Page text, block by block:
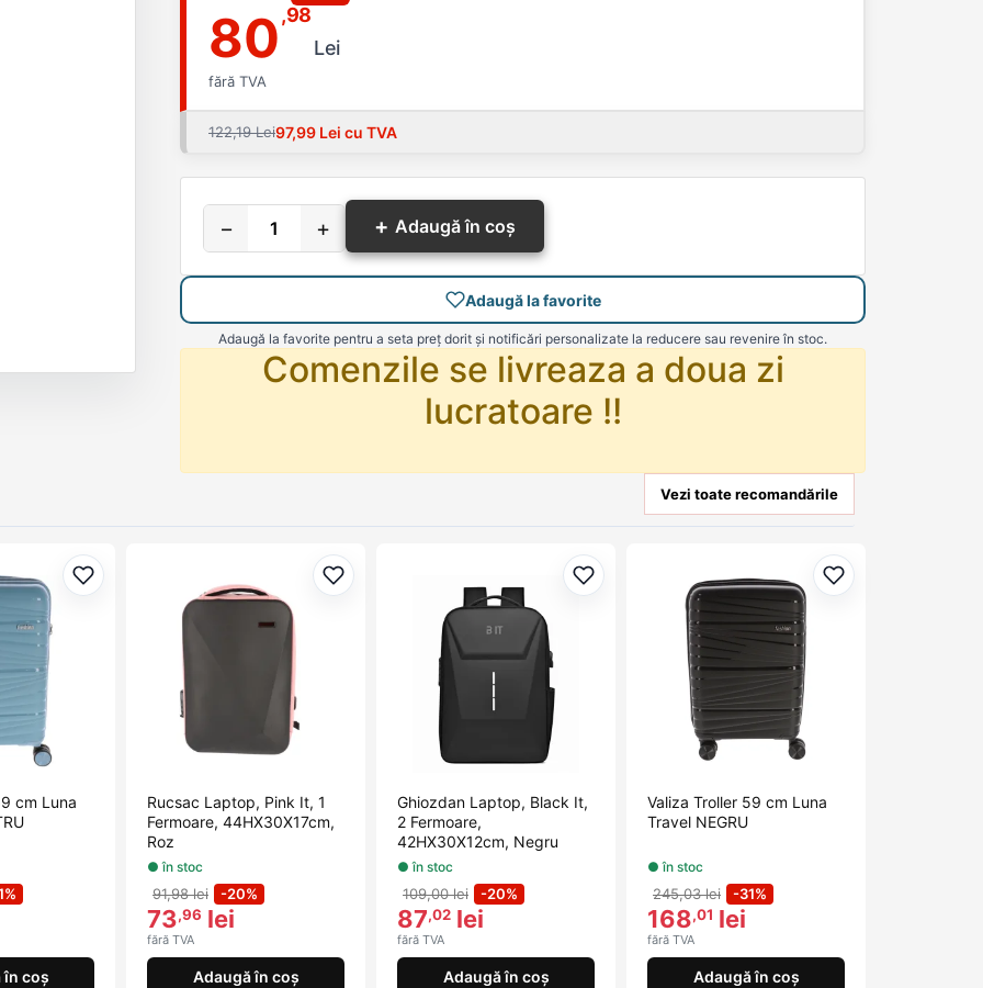
80,98
Lei
fără TVA
122,19 Lei97,99 Lei cu TVA
− + + Adaugă în coș
Adaugă la favorite
Adaugă la favorite pentru a seta preț dorit și notificări personalizate la reducere sau revenire în stoc.
Comenzile se livreaza a doua zi
lucratoare !!
Vezi toate recomandările
Adaugă la favorite
cm Luna
în coș
Adaugă la favorite
Rucsac Laptop, Pink It, 1
Fermoare, 44HX30X17cm,
Roz
● în stoc
91,98 lei -20%
73,96 lei
fără TVA
Adaugă în coș
Adaugă la favorite
Ghiozdan Laptop, Black It,
2 Fermoare,
42HX30X12cm, Negru
● în stoc
109,00 lei -20%
87,02 lei
fără TVA
Adaugă în coș
Adaugă la
Valiza Troller 59 cm Luna
Travel NEGRU
● în stoc
245,03 lei -31%
168,01 lei
fără TVA
Adaugă în coș